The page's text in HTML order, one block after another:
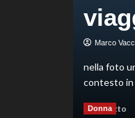
Marco
nella foto
contesto in
Leggi tutto
Donna